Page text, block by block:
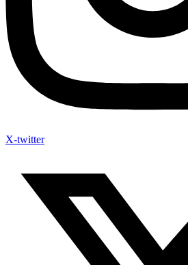
X-twitter